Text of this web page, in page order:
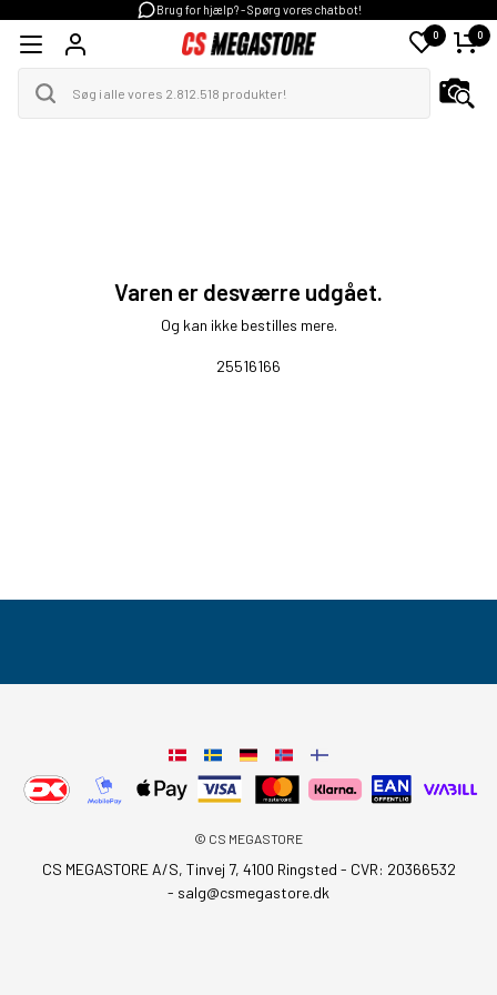
Brug for hjælp? - Spørg vores chatbot!
0 0
Varen er desværre udgået.
Og kan ikke bestilles mere.
25516166
© CS MEGASTORE
CS MEGASTORE A/S, Tinvej 7, 4100 Ringsted - CVR: 20366532
- salg@csmegastore.dk